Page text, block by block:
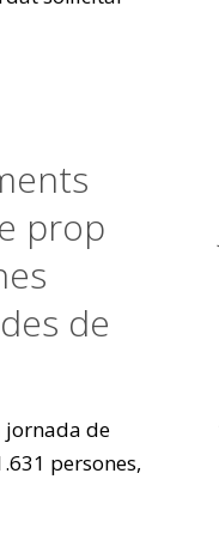
prop
de
jornada de
persones,